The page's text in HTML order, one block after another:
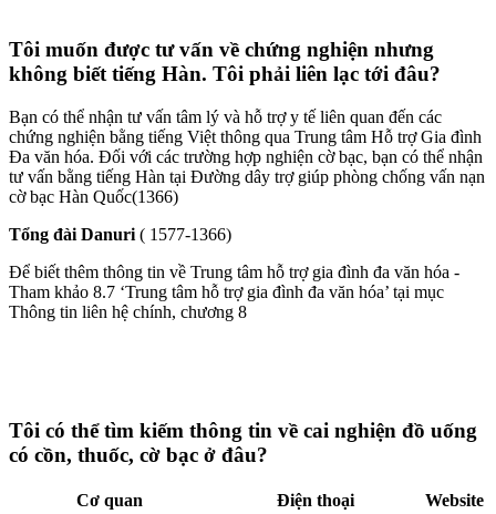
Tôi muốn được tư vấn về chứng nghiện nhưng
không biết tiếng Hàn. Tôi phải liên lạc tới đâu?
Bạn có thể nhận tư vấn tâm lý và hỗ trợ y tế liên quan đến các
chứng nghiện bằng tiếng Việt thông qua Trung tâm Hỗ trợ Gia đình
Đa văn hóa. Đối với các trường hợp nghiện cờ bạc, bạn có thể nhận
tư vấn bằng tiếng Hàn tại Đường dây trợ giúp phòng chống vấn nạn
cờ bạc Hàn Quốc(1366)
Tổng đài Danuri ( 1577-1366)
Để biết thêm thông tin về Trung tâm hỗ trợ gia đình đa văn hóa -
Tham khảo 8.7 ‘Trung tâm hỗ trợ gia đình đa văn hóa’ tại mục
Thông tin liên hệ chính, chương 8
Tôi có thể tìm kiếm thông tin về cai nghiện đồ uống
có cồn, thuốc, cờ bạc ở đâu?
Cơ quan Điện thoại
Website